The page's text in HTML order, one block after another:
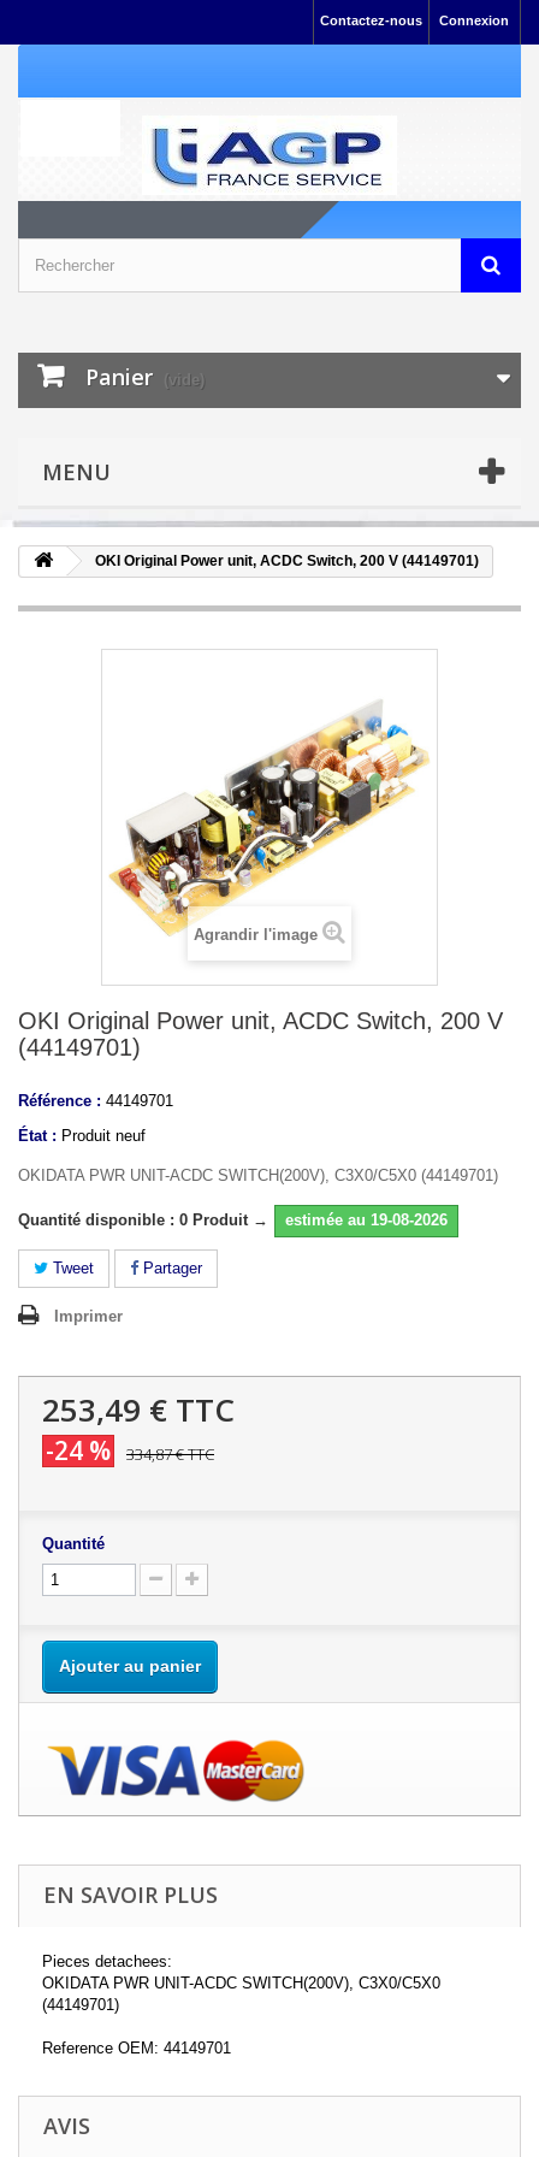
Connexion
Contactez-nous
Panier (vide)
MENU
OKI Original Power unit, ACDC Switch, 200 V (44149701)
Agrandir l'image
OKI Original Power unit, ACDC Switch, 200 V
(44149701)
Référence : 44149701
État : Produit neuf
OKIDATA PWR UNIT-ACDC SWITCH(200V), C3X0/C5X0 (44149701)
Quantité disponible : 0 Produit → estimée au 19-08-2026
Tweet Partager
Imprimer
253,49 € TTC
-24 % 334,87 €TTC
Quantité
Ajouter au panier
EN SAVOIR PLUS
Pieces detachees:
OKIDATA PWR UNIT-ACDC SWITCH(200V), C3X0/C5X0
(44149701)
Reference OEM: 44149701
AVIS